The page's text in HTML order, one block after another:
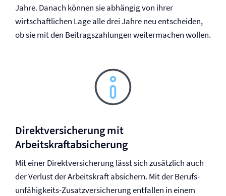
Jahre. Danach können sie abhängig von ihrer
wirtschaftlichen Lage alle drei Jahre neu entscheiden,
ob sie mit den Beitragszahlungen weitermachen wollen.
Direkt­versicherung mit
Arbeitskraftabsicherung
Mit einer Direkt­versicherung lässt sich zusätzlich auch
der Verlust der Arbeitskraft absichern. Mit der Berufs­
unfähigkeits-Zusatz­versicherung entfallen in einem